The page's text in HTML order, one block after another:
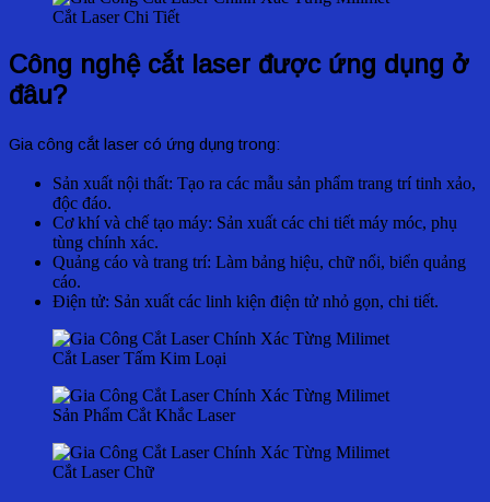
Cắt Laser Chi Tiết
Công nghệ cắt laser được ứng dụng ở
đâu?
Gia công cắt laser có ứng dụng trong:
Sản xuất nội thất: Tạo ra các mẫu sản phẩm trang trí tinh xảo,
độc đáo.
Cơ khí và chế tạo máy: Sản xuất các chi tiết máy móc, phụ
tùng chính xác.
Quảng cáo và trang trí: Làm bảng hiệu, chữ nổi, biển quảng
cáo.
Điện tử: Sản xuất các linh kiện điện tử nhỏ gọn, chi tiết.
Cắt Laser Tấm Kim Loại
Sản Phẩm Cắt Khắc Laser
Cắt Laser Chữ